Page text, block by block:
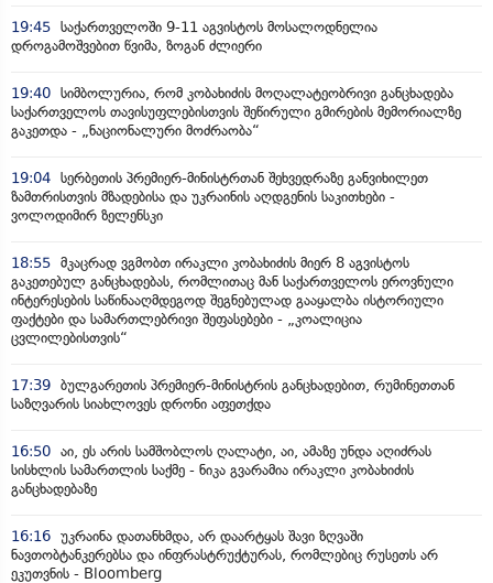
19:45 საქართველოში 9-11 აგვისტოს მოსალოდნელია
დროგამოშვებით წვიმა, ზოგან ძლიერი
19:40 სიმბოლურია, რომ კობახიძის მოღალატეობრივი განცხადება
საქართველოს თავისუფლებისთვის შეწირული გმირების მემორიალზე
გაკეთდა - „ნაციონალური მოძრაობა“
19:04 სერბეთის პრემიერ-მინისტრთან შეხვედრაზე განვიხილეთ
ზამთრისთვის მზადებისა და უკრაინის აღდგენის საკითხები -
ვოლოდიმირ ზელენსკი
18:55 მკაცრად ვგმობთ ირაკლი კობახიძის მიერ 8 აგვისტოს
გაკეთებულ განცხადებას, რომლითაც მან საქართველოს ეროვნული
ინტერესების საწინააღმდეგოდ შეგნებულად გააყალბა ისტორიული
ფაქტები და სამართლებრივი შეფასებები - „კოალიცია
ცვლილებისთვის“
17:39 ბულგარეთის პრემიერ-მინისტრის განცხადებით, რუმინეთთან
საზღვარის სიახლოვეს დრონი აფეთქდა
16:50 აი, ეს არის სამშობლოს ღალატი, აი, ამაზე უნდა აღიძრას
სისხლის სამართლის საქმე - ნიკა გვარამია ირაკლი კობახიძის
განცხადებაზე
16:16 უკრაინა დათანხმდა, არ დაარტყას შავი ზღვაში
ნავთობტანკერებსა და ინფრასტრუქტურას, რომლებიც რუსეთს არ
ეკუთვნის - Bloomberg